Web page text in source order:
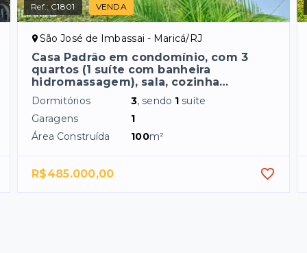
Ref.: C1801 VENDA
São José de Imbassai - Maricá/RJ
Casa Padrão em condomínio, com 3
quartos (1 suíte com banheira
hidromassagem), sala, cozinha…
Dormitórios 3, sendo 1 suíte
Garagens
1
Área Construída
100m²
R$485.000,00